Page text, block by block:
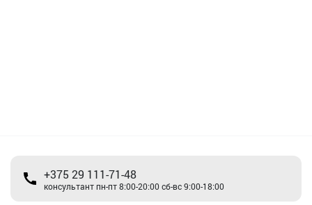
+375 29 111-71-48
консультант пн-пт 8:00-20:00 сб-вс 9:00-18:00